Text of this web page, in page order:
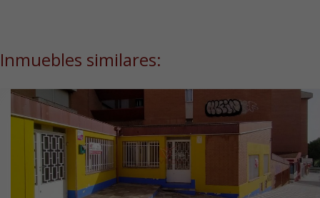
Inmuebles similares: